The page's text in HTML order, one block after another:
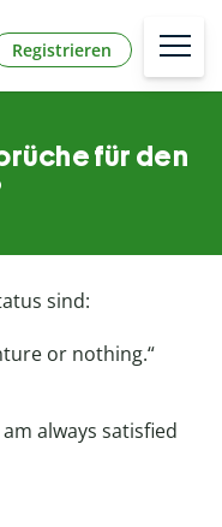
Registrieren
für den
sind:
or nothing.“
always satisfied